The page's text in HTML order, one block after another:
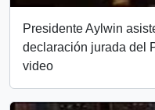
Presidente Aylwin
declaración jurada del
video